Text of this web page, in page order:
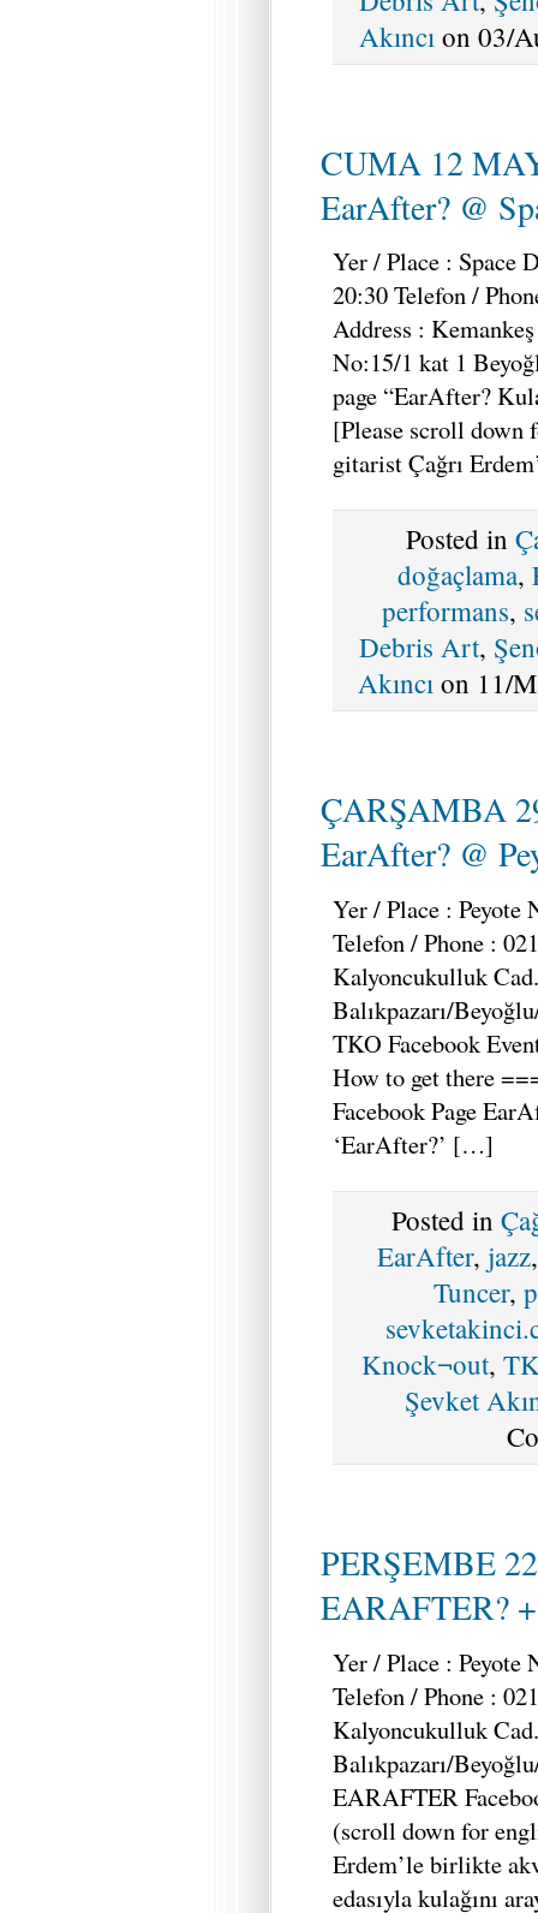
Akıncı on 03/
CUMA 12
EarAfter? @
Yer / Place : Space
20:30 Telefon /
Address :
No:15/1 kat 1
page “EarAfter?
[Please scroll down
gitarist Çağrı
Posted in
doğaçlama,
performans,
Debris Art,
Akıncı on 11/
ÇARŞAMBA
EarAfter? @
Yer / Place : Peyote
Telefon / Phone :
Kalyoncukulluk
Balıkpazarı/
TKO Facebook
How to get there
Facebook Page
‘EarAfter?’ […]
Posted in
EarAfter, jazz
Tuncer,
Knock¬out,
Şevket
PERŞEMBE
EARAFTER?
Yer / Place : Peyote
Telefon / Phone :
Kalyoncukulluk
Balıkpazarı/
EARAFTER
(scroll down for
Erdem’le birlikte
edasıyla kulağını